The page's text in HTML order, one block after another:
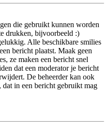
die gebruikt kunnen worden
drukken, bijvoorbeeld :)
Alle beschikbare smilies
bericht plaatst. Maak geen
ze maken een bericht snel
dat een moderator je bericht
De beheerder kan ook
dat in een bericht gebruikt mag